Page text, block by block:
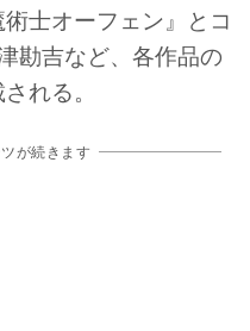
士オーフェン』とコ
勘吉など、各作品の
れる。
が続きます